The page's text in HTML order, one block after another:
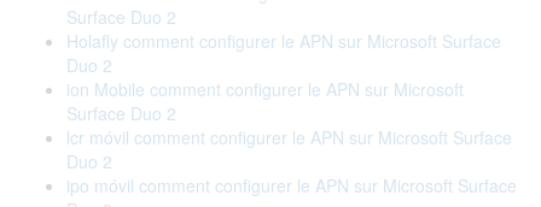
Surface Duo 2
Holafly comment configurer le APN sur Microsoft Surface
Duo 2
ion Mobile comment configurer le APN sur Microsoft
Surface Duo 2
lcr móvil comment configurer le APN sur Microsoft Surface
Duo 2
ipo móvil comment configurer le APN sur Microsoft Surface